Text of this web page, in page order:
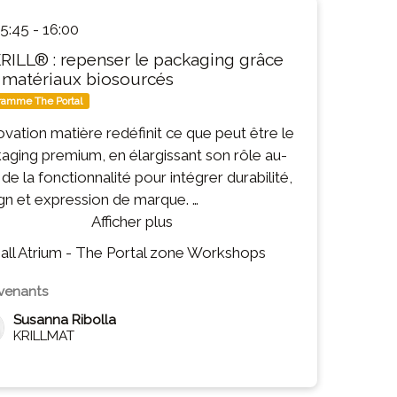
et les opportunités qu'elles méritent.
- 16:00
: repenser le packaging grâce
biosourcés
The Portal
matière redéfinit ce que peut être le
premium, en élargissant son rôle au-
la fonctionnalité pour intégrer durabilité,
et expression de marque.
vision prend forme avec REKRILL®, la
de matériaux 100 % biosourcés et
développée par Krillmat à partir
sélectionnés de l’industrie
Écorces de fruits, résidus de
marc de raisin, coques de fruits à coque et
Afficher plus
Atrium - The Portal zone Workshops
Susanna Ribolla
KRILLMAT